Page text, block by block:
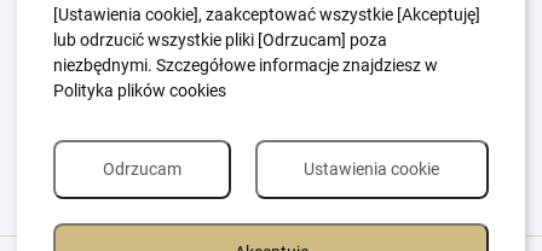
Polityka Ochrony Dzieci
Sygnaliści
Polityka plików cookie
[Ustawienia cookie], zaakceptować wszystkie [Akceptuję]
lub odrzucić wszystkie pliki [Odrzucam] poza
niezbędnymi. Szczegółowe informacje znajdziesz w
Polityka plików cookies
Ustawienia cookie
Odrzucam